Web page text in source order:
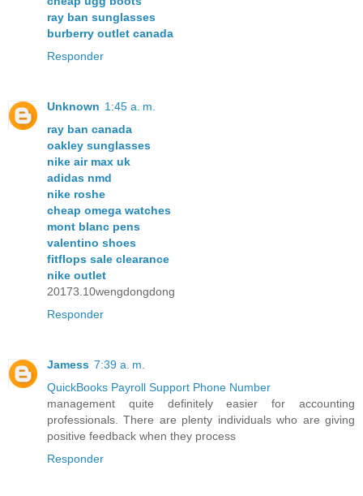
ray ban sunglasses
burberry outlet canada
Responder
Unknown 1:45 a. m.
ray ban canada
oakley sunglasses
nike air max uk
adidas nmd
nike roshe
cheap omega watches
mont blanc pens
valentino shoes
fitflops sale clearance
nike outlet
20173.10wengdongdong
Responder
Jamess 7:39 a. m.
QuickBooks Payroll Support Phone Number
management quite definitely easier for accounting
professionals. There are plenty individuals who are giving
positive feedback when they process
Responder